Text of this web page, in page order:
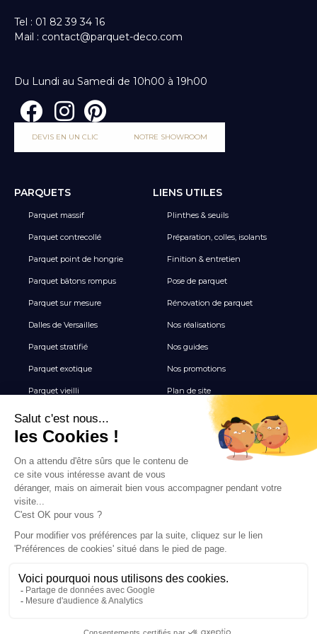
Tel : 01 82 39 34 16
Mail : contact@parquet-deco.com
Du Lundi au Samedi de 10h00 à 19h00
DEVIS EN UN CLIC NOTRE SHOWROOM
PARQUETS
Parquet massif
Parquet contrecollé
Parquet point de hongrie
Parquet bâtons rompus
Parquet sur mesure
Dalles de Versailles
Parquet stratifié
Parquet exotique
Parquet vieilli
Revêtement de sol vinyle
Terrasse
Tous les Carrelages
LIENS UTILES
Plinthes & seuils
Préparation, colles, isolants
Finition & entretien
Pose de parquet
Rénovation de parquet
Nos réalisations
Nos guides
Nos promotions
Plan de site
NEWSLETTER
Inscrivez-vous pour recevoir nos inspirations, nouveautés
et offres exclusives parquet.
© 2026 PARQUET & DÉCO